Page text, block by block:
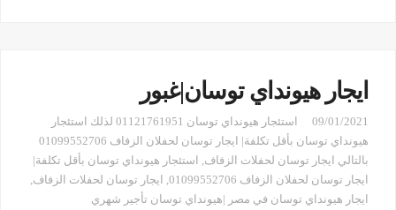
ايجار هيونداي توسان|غبور
09/01/2021
استئجار هيونداي توسان 01121761951 لذلك استئجار
هيونداي توسان بأقل تكلفة| ايجار توسان لحفلان الزفاف 01099552706
بالتالي ايجار توسان لحفلات الزفاف
استئجار هيونداي توسان بأقل تكلفة|
ايجار توسان لحفلان الزفاف 01099552706
ايجار توسان لحفلات الزفاف
ايجار هيونداي توسان في مصر |هيونداي توسان تأجير شهري